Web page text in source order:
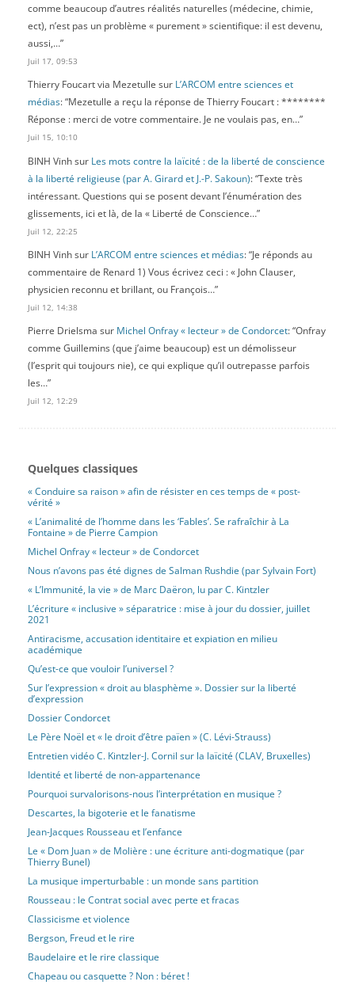
Une histoire longue de la laïcité
Différenciation des sphères et contingence
Publié le 26 mai 2026 par Jean-Pierre Castel
Lecture, philosophie générale, littérature, histoire
Revue
Pour réfléchir sur la laïcité, Jean-Pierre Castel s’appuie sur une «
histoire longue », celle de la différenciation des sphères du vrai,
du bien et du juste dont l’unité structurait le monde antique et
par des phases de distinction avant qu’on puisse parler de
séparation. L’auteur s’interroge principalement sur l’émergence
de l’autonomie du politique, parallèle à celle de l’autonomie des
savoirs et à l’institutionnalisation séparée du religieux. Une
conséquence importante est que l’individu n’est plus fixé à une
appartenance, mais se pense abstraitement, ce qui est une
libération. Aboutissement de ce processus, le moment laïque
institutionnalise la séparation et permet la coexistence des
libertés.
On peut certes discuter la définition finale que l’auteur propose
de la laïcité (essentiellement liée pour lui à la question de la
pluralité des convictions) et s’interroger sur l’idée d’un modèle
états-unien, mais il faut souligner que, en lisant cette
maint préjugé.
Sur les fondements ésotériques de
Publié le 9 mai 2026 par François Rastier
Diaporama Lecture, philosophie générale, littérature, histoire
Dans le prolongement d’études antérieures, François Rastier
mystiques de l’intersectionnalité. On y voit réapparaître le
schème raciste du darwinisme social, sous la forme de
l’homologation de la hiérarchie raciale et de la hiérarchie
sexuelle. L’auteur passe en revue les foyers de l’irrationalisme
contemporain abrités par le politiquement correct – New Age,
culte de la nouvelle Isis, religion kémitiste, eugénisme
intersectionnel, transsexualisme, artificialisme post-humaniste,
post-féminisme LGBTQI+ et en analyse les racines théosophiques
: « tout cela resterait incompréhensible si l’on persistait à ignorer
les fondements superstitieux de l’idéologie intersectionnelle ».
[lire plus]
Renier les origines, haïr l’original (par Jean-Pierre
Sakoun)
1
La haine envers les Juifs, haine de la filiation
Publié le 6 mai 2026 par Auteur Invité
Lecture, philosophie générale, littérature, histoire Revue
Pourquoi les Juifs suscitent-ils, depuis des millénaires, une haine
si tenace et singulière, irréductible à un racisme ou une
xénophobie ordinaires ? Lecteur de Jean-François Lyotard, de
analyse deux thèses pour méditer cette question. L’antériorité
chronologique du judaïsme sur les deux autres monothéismes et
sa survivance obstinée nourrissent une profonde ambivalence
comme beaucoup d’autres réalités naturelles (médecine, chimie,
ect), n’est pas un problème « purement » scientifique: il est devenu,
aussi,…”
Juil 17, 09:53
Thierry Foucart via Mezetulle sur L’ARCOM entre sciences et
médias: “Mezetulle a reçu la réponse de Thierry Foucart : ********
Réponse : merci de votre commentaire. Je ne voulais pas, en…”
Juil 15, 10:10
BINH Vinhsur Les mots contre la laïcité : de la liberté de conscience
à la liberté religieuse (par A. Girard et J.-P. Sakoun): “Texte très
intéressant. Questions qui se posent devant l’énumération des
glissements, ici et là, de la « Liberté de Conscience…”
Juil 12, 22:25
BINH Vinhsur L’ARCOM entre sciences et médias: “Je réponds au
commentaire de Renard 1) Vous écrivez ceci : « John Clauser,
physicien reconnu et brillant, ou François…”
Juil 12, 14:38
Pierre Drielsma sur Michel Onfray « lecteur » de Condorcet: “Onfray
comme Guillemins (que j’aime beaucoup) est un démolisseur
(l’esprit qui toujours nie), ce qui explique qu’il outrepasse parfois
les…”
Juil 12, 12:29
Quelques classiques
« Conduire sa raison » afin de résister en ces temps de « post-
vérité »
« L’animalité de l’homme dans les ‘Fables’. Se rafraîchir à La
Fontaine » de Pierre Campion
Michel Onfray « lecteur » de Condorcet
Nous n’avons pas été dignes de Salman Rushdie (par Sylvain Fort)
« L’Immunité, la vie » de Marc Daëron, lu par C. Kintzler
L’écriture « inclusive » séparatrice : mise à jour du dossier, juillet
2021
Antiracisme, accusation identitaire et expiation en milieu
académique
Qu’est-ce que vouloir l’universel ?
Sur l’expression « droit au blasphème ». Dossier sur la liberté
d’expression
Dossier Condorcet
Le Père Noël et « le droit d’être païen » (C. Lévi-Strauss)
Entretien vidéo C. Kintzler-J. Cornil sur la laïcité (CLAV, Bruxelles)
Identité et liberté de non-appartenance
Pourquoi survalorisons-nous l’interprétation en musique ?
Descartes, la bigoterie et le fanatisme
Jean-Jacques Rousseau et l’enfance
Le « Dom Juan » de Molière : une écriture anti-dogmatique (par
Thierry Bunel)
La musique imperturbable : un monde sans partition
Rousseau : le Contrat social avec perte et fracas
Classicisme et violence
Bergson, Freud et le rire
Baudelaire et le rire classique
Chapeau ou casquette ? Non : béret !